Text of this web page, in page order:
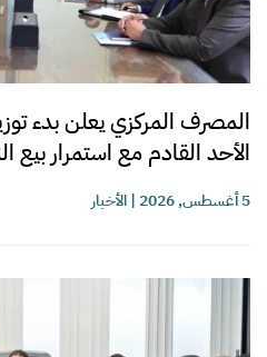
المصرف المركزي يعلن بدء
الأحد القادم مع استمرار بيع
5 أغسطس, 2026 |الأخبار